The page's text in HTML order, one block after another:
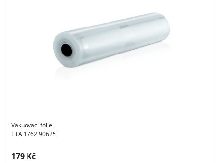
Vakuovací fólie
ETA 1762 90625
Cena s DPH:
179 Kč